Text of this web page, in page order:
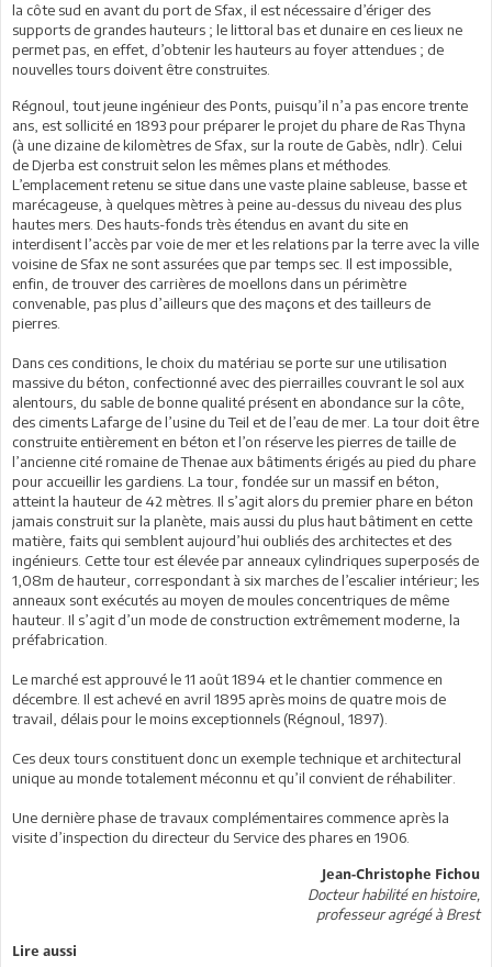
la côte sud en avant du port de Sfax, il est nécessaire d’ériger des
supports de grandes hauteurs ; le littoral bas et dunaire en ces lieux ne
permet pas, en effet, d’obtenir les hauteurs au foyer attendues ; de
nouvelles tours doivent être construites.
Régnoul, tout jeune ingénieur des Ponts, puisqu’il n’a pas encore trente
ans, est sollicité en 1893 pour préparer le projet du phare de Ras Thyna
(à une dizaine de kilomètres de Sfax, sur la route de Gabès, ndlr). Celui
de Djerba est construit selon les mêmes plans et méthodes.
L’emplacement retenu se situe dans une vaste plaine sableuse, basse et
marécageuse, à quelques mètres à peine au-dessus du niveau des plus
hautes mers. Des hauts-fonds très étendus en avant du site en
interdisent l’accès par voie de mer et les relations par la terre avec la ville
voisine de Sfax ne sont assurées que par temps sec. Il est impossible,
enfin, de trouver des carrières de moellons dans un périmètre
convenable, pas plus d’ailleurs que des maçons et des tailleurs de
pierres.
Dans ces conditions, le choix du matériau se porte sur une utilisation
massive du béton, confectionné avec des pierrailles couvrant le sol aux
alentours, du sable de bonne qualité présent en abondance sur la côte,
des ciments Lafarge de l’usine du Teil et de l’eau de mer. La tour doit être
construite entièrement en béton et l’on réserve les pierres de taille de
l’ancienne cité romaine de Thenae aux bâtiments érigés au pied du phare
pour accueillir les gardiens. La tour, fondée sur un massif en béton,
atteint la hauteur de 42 mètres. Il s’agit alors du premier phare en béton
jamais construit sur la planète, mais aussi du plus haut bâtiment en cette
matière, faits qui semblent aujourd’hui oubliés des architectes et des
ingénieurs. Cette tour est élevée par anneaux cylindriques superposés de
1,08m de hauteur, correspondant à six marches de l’escalier intérieur; les
anneaux sont exécutés au moyen de moules concentriques de même
hauteur. Il s’agit d’un mode de construction extrêmement moderne, la
préfabrication.
Le marché est approuvé le 11 août 1894 et le chantier commence en
décembre. Il est achevé en avril 1895 après moins de quatre mois de
travail, délais pour le moins exceptionnels (Régnoul, 1897).
Ces deux tours constituent donc un exemple technique et architectural
unique au monde totalement méconnu et qu’il convient de réhabiliter.
Une dernière phase de travaux complémentaires commence après la
visite d’inspection du directeur du Service des phares en 1906.
Jean-Christophe Fichou
Docteur habilité en histoire,
professeur agrégé à Brest
Lire aussi